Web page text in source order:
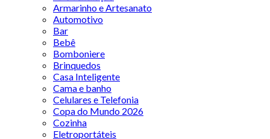
Armarinho e Artesanato
Automotivo
Bar
Bebê
Bomboniere
Brinquedos
Casa Inteligente
Cama e banho
Celulares e Telefonia
Copa do Mundo 2026
Cozinha
Eletroportáteis